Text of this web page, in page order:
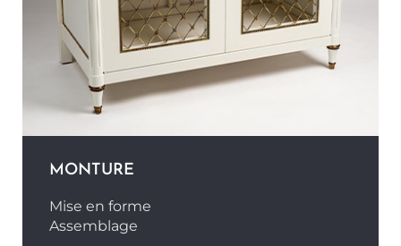
MONTURE
Mise en forme
Assemblage